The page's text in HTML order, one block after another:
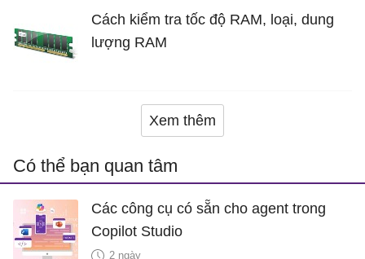
Cách kiểm tra tốc độ RAM, loại, dung
lượng RAM
Xem thêm
Có thể bạn quan tâm
Các công cụ có sẵn cho agent trong
Copilot Studio
2 ngày